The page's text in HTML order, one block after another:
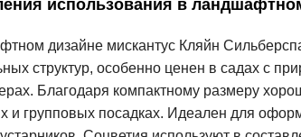
использования в
дизайне мискантус Кляйн
структур, особенно ценен в садах с
Благодаря компактному размеру
и групповых посадках. Идеален для